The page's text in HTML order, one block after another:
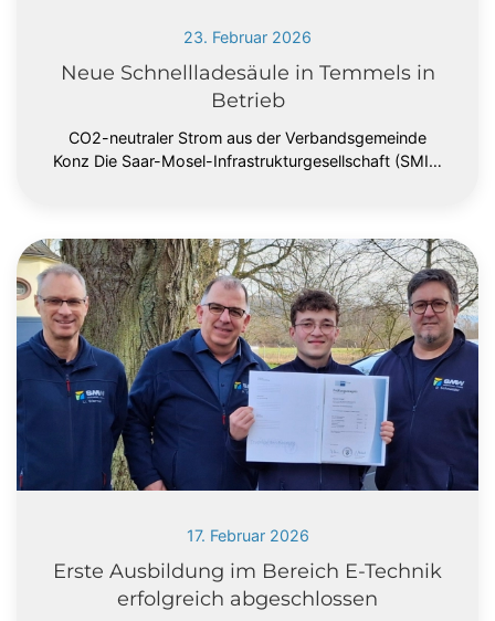
23. Februar 2026
Neue Schnellladesäule in Temmels in
Betrieb
CO2-neutraler Strom aus der Verbandsgemeinde
Konz Die Saar-Mosel-Infrastrukturgesellschaft (SMI…
17. Februar 2026
Erste Ausbildung im Bereich E-Technik
erfolgreich abgeschlossen